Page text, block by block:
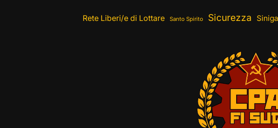
Rete Liberi/e di Lottare Santo Spirito Sicurezza